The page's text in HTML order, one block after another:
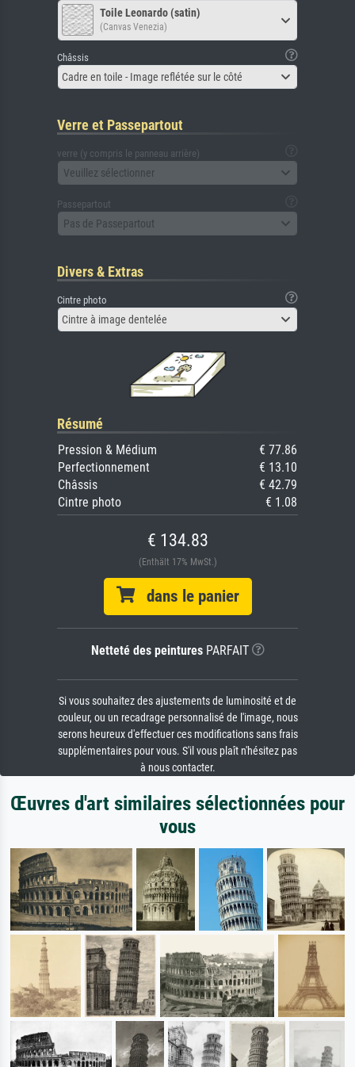
Toile Leonardo (satin)
(Canvas Venezia)
Châssis
Cadre en toile - Image reflétée sur le côté
Verre et Passepartout
verre (y compris le panneau arrière)
Veuillez sélectionner
Passepartout
Pas de Passepartout
Divers & Extras
Cintre photo
Cintre à image dentelée
Résumé
Pression & Médium
€ 77.86
Perfectionnement
€ 13.10
Châssis
€ 42.79
Cintre photo
€ 1.08
€ 134.83
(Enthält 17% MwSt.)
dans le panier
Netteté des peinturesPARFAIT
Si vous souhaitez des ajustements de luminosité et de
couleur, ou un recadrage personnalisé de l'image, nous
serons heureux d'effectuer ces modifications sans frais
supplémentaires pour vous. S'il vous plaît n'hésitez pas
à nous contacter.
Œuvres d'art similaires sélectionnées pour
vous